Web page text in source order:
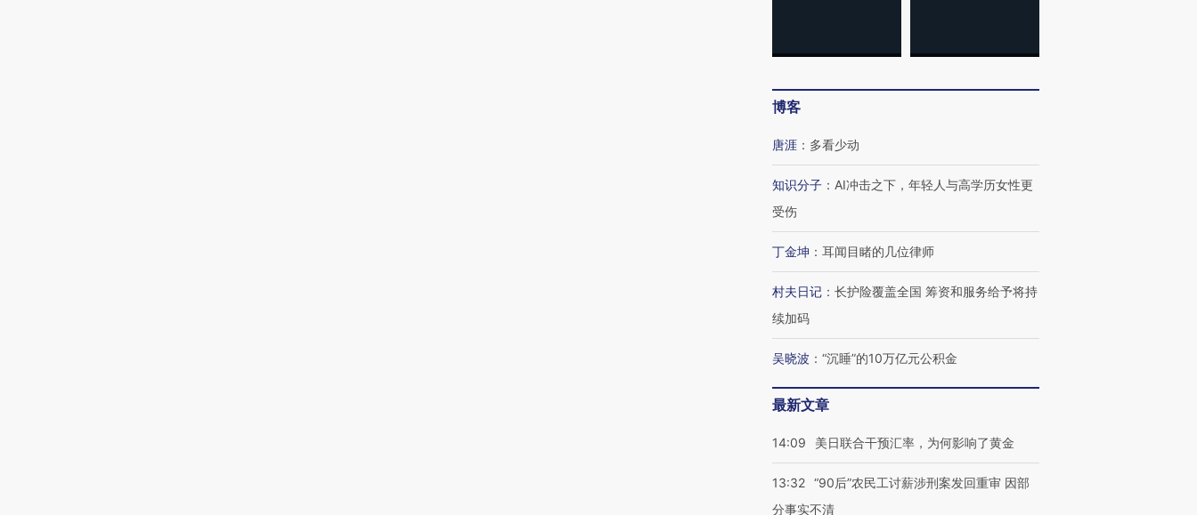
博客
唐涯 ： 多看少动
知识分子 ： AI冲击之下，年轻人与高学历女性更
受伤
丁金坤 ： 耳闻目睹的几位律师
村夫日记 ： 长护险覆盖全国 筹资和服务给予将持
续加码
吴晓波 ： “沉睡”的10万亿元公积金
最新文章
14:09 美日联合干预汇率，为何影响了黄金
13:32 “90后”农民工讨薪涉刑案发回重审 因部
分事实不清